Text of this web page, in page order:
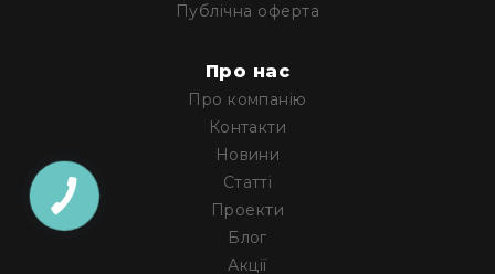
комплектуючі
для
трансляцій
звуку
Готові
комплекти
для
нарад
і
конференцій
Публічна оферта
Про нас
Про компанію
Контакти
Новини
Статті
Проекти
Блог
Акції